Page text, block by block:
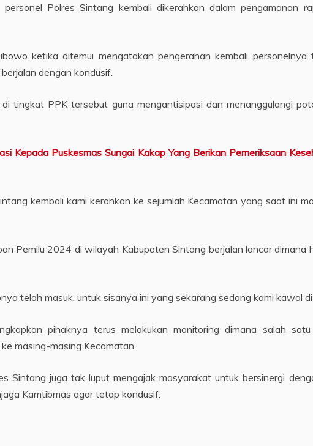
personel Polres Sintang kembali dikerahkan dalam pengamanan
ketika ditemui mengatakan pengerahan kembali personelnya
dengan kondusif.
tingkat PPK tersebut guna mengantisipasi dan menanggulangi
Kepada Puskesmas Sungai Kakap Yang Berikan Pemeriksaan
kembali kami kerahkan ke sejumlah Kecamatan yang saat ini
Pemilu 2024 di wilayah Kabupaten Sintang berjalan lancar dimana
telah masuk, untuk sisanya ini yang sekarang sedang kami kawal
pihaknya terus melakukan monitoring dimana salah
masing-masing Kecamatan.
Sintang juga tak luput mengajak masyarakat untuk bersinergi
Kamtibmas agar tetap kondusif.